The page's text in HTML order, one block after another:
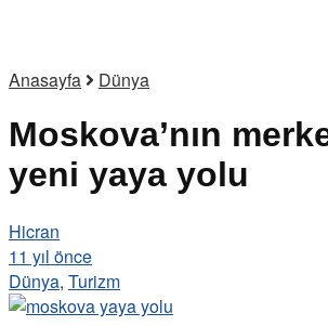
Anasayfa Dünya
Moskova’nın
yeni yaya yolu
Hicran
11 yıl önce
Dünya, Turizm